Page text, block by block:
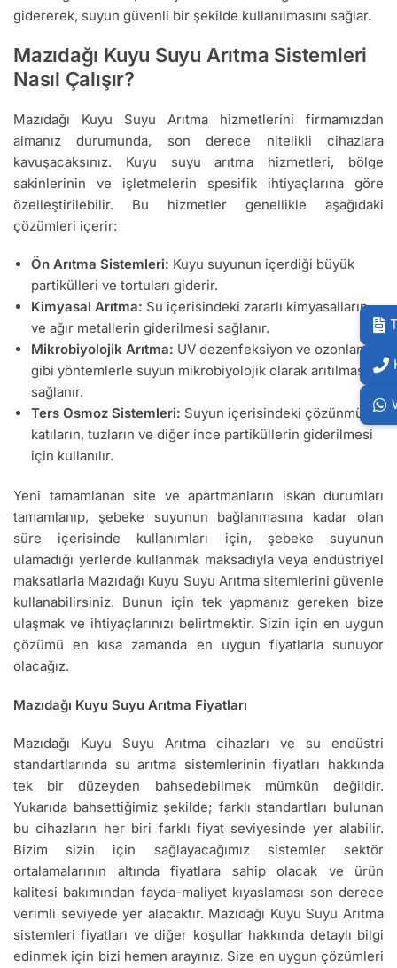
gidererek, suyun güvenli bir şekilde kullanılmasını sağlar.
Mazıdağı Kuyu Suyu Arıtma Sistemleri
Nasıl Çalışır?
Mazıdağı Kuyu Suyu Arıtma hizmetlerini firmamızdan
almanız durumunda, son derece nitelikli cihazlara
kavuşacaksınız. Kuyu suyu arıtma hizmetleri, bölge
sakinlerinin ve işletmelerin spesifik ihtiyaçlarına göre
özelleştirilebilir. Bu hizmetler genellikle aşağıdaki
çözümleri içerir:
Ön Arıtma Sistemleri: Kuyu suyunun içerdiği büyük
partikülleri ve tortuları giderir.
Kimyasal Arıtma: Su içerisindeki zararlı kimyasalların
ve ağır metallerin giderilmesi sağlanır.
Mikrobiyolojik Arıtma: UV dezenfeksiyon ve ozonlama
gibi yöntemlerle suyun mikrobiyolojik olarak arıtılması
sağlanır.
Ters Osmoz Sistemleri: Suyun içerisindeki çözünmüş
katıların, tuzların ve diğer ince partiküllerin giderilmesi
için kullanılır.
Yeni tamamlanan site ve apartmanların iskan durumları
tamamlanıp, şebeke suyunun bağlanmasına kadar olan
süre içerisinde kullanımları için, şebeke suyunun
ulamadığı yerlerde kullanmak maksadıyla veya endüstriyel
maksatlarla Mazıdağı Kuyu Suyu Arıtma sitemlerini güvenle
kullanabilirsiniz. Bunun için tek yapmanız gereken bize
ulaşmak ve ihtiyaçlarınızı belirtmektir. Sizin için en uygun
çözümü en kısa zamanda en uygun fiyatlarla sunuyor
olacağız.
Mazıdağı Kuyu Suyu Arıtma Fiyatları
Mazıdağı Kuyu Suyu Arıtma cihazları ve su endüstri
standartlarında su arıtma sistemlerinin fiyatları hakkında
tek bir düzeyden bahsedebilmek mümkün değildir.
Yukarıda bahsettiğimiz şekilde; farklı standartları bulunan
bu cihazların her biri farklı fiyat seviyesinde yer alabilir.
Bizim sizin için sağlayacağımız sistemler sektör
ortalamalarının altında fiyatlara sahip olacak ve ürün
kalitesi bakımından fayda-maliyet kıyaslaması son derece
verimli seviyede yer alacaktır. Mazıdağı Kuyu Suyu Arıtma
sistemleri fiyatları ve diğer koşullar hakkında detaylı bilgi
edinmek için bizi hemen arayınız. Size en uygun çözümleri